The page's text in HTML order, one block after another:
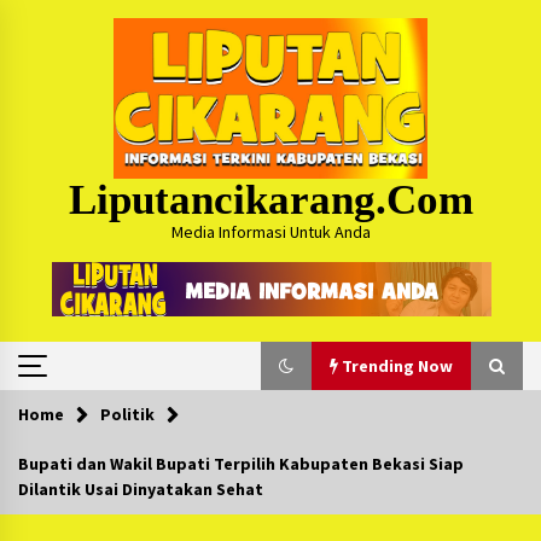
Liputancikarang.com
Media Informasi Untuk Anda
Trending Now
Trending Now
Home Politik
Bupati dan Wakil Bupati Terpilih Kabupaten Bekasi Siap
Dilantik Usai Dinyatakan Sehat